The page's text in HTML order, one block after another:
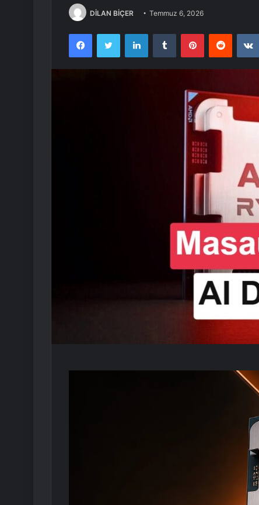
DİLAN BİÇER Temmuz 6, 2026
FacebookTwitter LinkedInTumblr PinterestReddit